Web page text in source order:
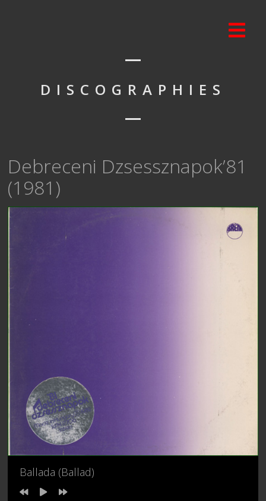
DISCOGRAPHIES
Debreceni Dzsessznapok’81
(1981)
Ballada (Ballad)